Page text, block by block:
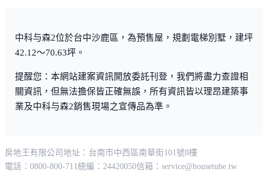
中科与森2位於台中沙鹿區，為預售屋，規劃電梯別墅，建坪
42.12～70.63坪。
提醒您：本網站建案資訊開放委託刊登，我們將盡力查證相
關資訊，但無法擔保皆正確無誤，所有資訊皆以理昂建築事
業及中科与森2銷售現場之宣傳品為準。
房地王有限公司 地址：台南市中西區南華街101號8樓
電話：0800-800-711統編：24420050信箱： service@housetube.tw